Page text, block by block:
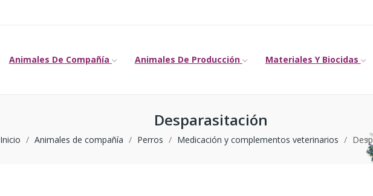
Animales De Compañía Animales De Producción Materiales Y Biocidas
Desparasitación
Inicio Animales de compañía Perros Medicación y complementos veterinarios